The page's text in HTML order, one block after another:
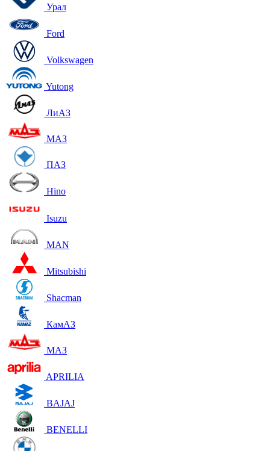
Урал
Ford
Volkswagen
Yutong
ЛиАЗ
МАЗ
ПАЗ
Hino
Isuzu
MAN
Mitsubishi
Shacman
КамАЗ
МАЗ
APRILIA
BAJAJ
BENELLI